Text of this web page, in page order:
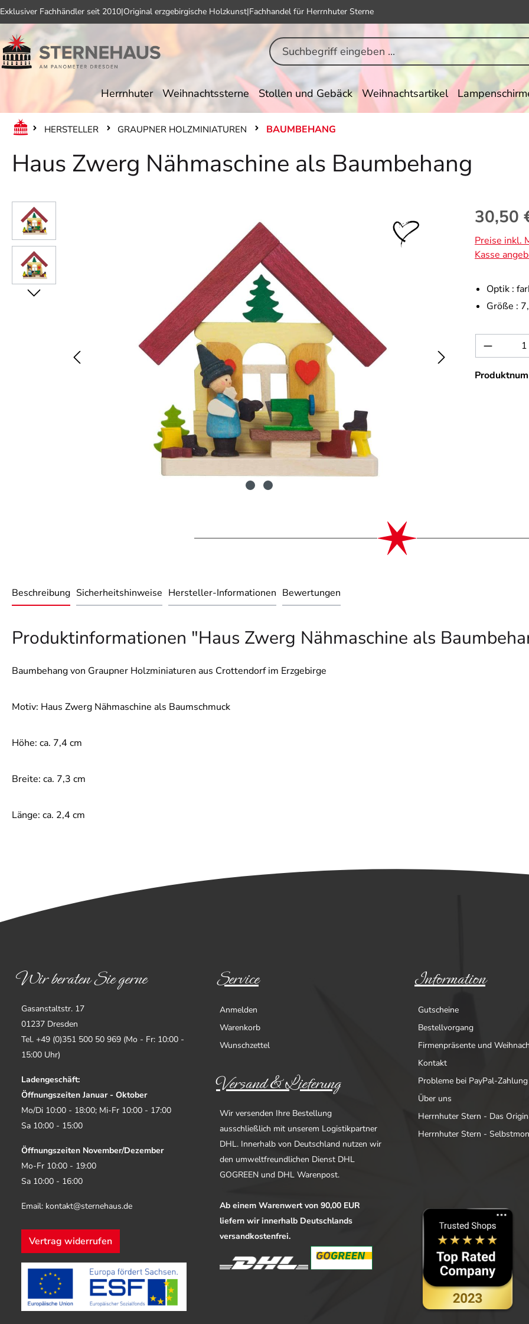
Hauptinhalt springen
Zur Suche springen
Zur Hauptnavigation springen
Exklusiver Fachhändler seit 2010|Original erzgebirgische Holzkunst|Fachhandel für Herrnhuter Sterne
Herrnhuter Weihnachtssterne Stollen und Gebäck Weihnachtsartikel
HERSTELLER GRAUPNER HOLZMINIATUREN BAUMBEHANG
Haus Zwerg Nähmaschine als Baumbehang
Bildergalerie überspringen Regulärer
30,50
Preise inkl.
Kasse
Optik :
Größe :
Beschreibung Sicherheitshinweise Hersteller-Informationen Bewertungen
Produktinformationen "Haus Zwerg Nähmaschine als
Baumbehang von Graupner Holzminiaturen aus Crottendorf im Erzgebirge
Motiv: Haus Zwerg Nähmaschine als Baumschmuck
Höhe: ca. 7,4 cm
Breite: ca. 7,3 cm
Länge: ca. 2,4 cm
Wir beraten Sie gerne
Gasanstaltstr. 17
01237 Dresden
Tel. +49 (0)351 500 50 969 (Mo - Fr: 10:00 -
15:00 Uhr)
Ladengeschäft:
Öffnungszeiten Januar - Oktober
Mo/Di 10:00 - 18:00; Mi-Fr 10:00 - 17:00
Sa 10:00 - 15:00
Öffnungszeiten November/Dezember
Mo-Fr 10:00 - 19:00
Sa 10:00 - 16:00
Email: kontakt@sternehaus.de
Vertrag widerrufen
Service
Anmelden
Warenkorb
Wunschzettel
Information
Gutscheine
Bestellvorgang
Firmenpräsente und
Kontakt
Probleme bei PayPal-
Über uns
Herrnhuter Stern - Das
Herrnhuter Stern -
Versand & Lieferung
Wir versenden Ihre Bestellung
ausschließlich mit unserem Logistikpartner
DHL. Innerhalb von Deutschland nutzen wir
den umweltfreundlichen Dienst DHL
GOGREEN und DHL Warenpost.
Ab einem Warenwert von 90,00 EUR
liefern wir innerhalb Deutschlands
versandkostenfrei.